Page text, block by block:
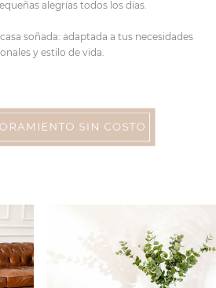
alegrías todos los días.
soñada: adaptada a tus necesidades
y estilo de vida.